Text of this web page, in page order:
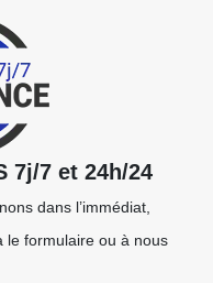
7j/7 et 24h/24
dans l’immédiat,
le formulaire ou à nous